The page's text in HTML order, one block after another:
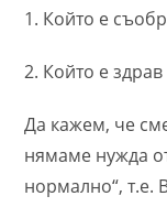
1. Който е
2. Който е
Да кажем, че
нямаме нужда
нормално“, т.е.